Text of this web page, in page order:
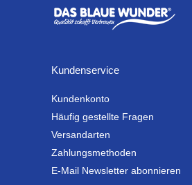
Kundenservice
Kundenkonto
Häufig gestellte Fragen
Versandarten
Zahlungsmethoden
E-Mail Newsletter abonnieren